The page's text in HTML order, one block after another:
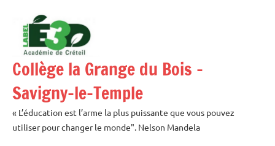
contenu
Collège la Grange du Bois –
Savigny-le-Temple
« L’éducation est l’arme la plus puissante que vous pouvez
utiliser pour changer le monde". Nelson Mandela